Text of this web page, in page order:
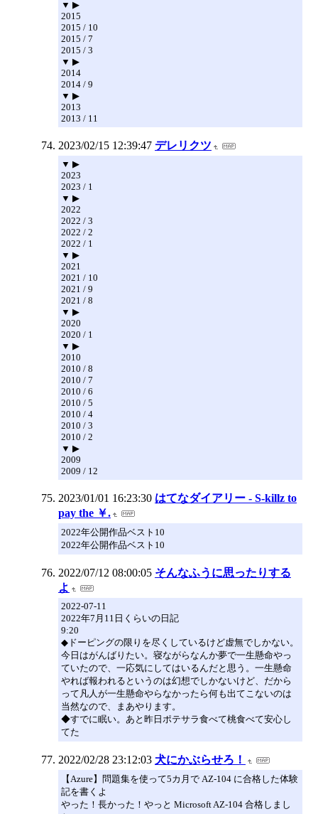
▼ ▶
2015
2015 / 10
2015 / 7
2015 / 3
▼ ▶
2014
2014 / 9
▼ ▶
2013
2013 / 11
2023/02/15 12:39:47 デレリクツ
▼ ▶
2023
2023 / 1
▼ ▶
2022
2022 / 3
2022 / 2
2022 / 1
▼ ▶
2021
2021 / 10
2021 / 9
2021 / 8
▼ ▶
2020
2020 / 1
▼ ▶
2010
2010 / 8
2010 / 7
2010 / 6
2010 / 5
2010 / 4
2010 / 3
2010 / 2
▼ ▶
2009
2009 / 12
2023/01/01 16:23:30 はてなダイアリー - S-killz to
pay the ￥.
2022年公開作品ベスト10
2022年公開作品ベスト10
2022/07/12 08:00:05 そんなふうに思ったりする
よ
2022-07-11
2022年7月11日くらいの日記
9:20
◆ドーピングの限りを尽くしているけど虚無でしかない。
今日はがんばりたい。寝ながらなんか夢で一生懸命やっ
ていたので、一応気にしてはいるんだと思う。一生懸命
やれば報われるというのは幻想でしかないけど、だから
って凡人が一生懸命やらなかったら何も出てこないのは
当然なので、まあやります。
◆すでに眠い。あと昨日ポテサラ食べて桃食べて安心し
てた
2022/02/28 23:12:03 犬にかぶらせろ！
【Azure】問題集を使って5カ月で AZ-104 に合格した体験
記を書くよ
やった！長かった！やっと Microsoft AZ-104 合格しまし